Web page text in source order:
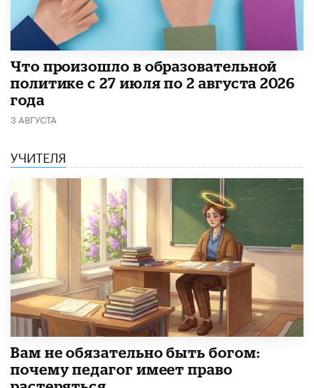
​Что произошло в образовательной
политике с 27 июля по 2 августа 2026
года
3 АВГУСТА
УЧИТЕЛЯ
​Вам не обязательно быть богом:
почему педагог имеет право